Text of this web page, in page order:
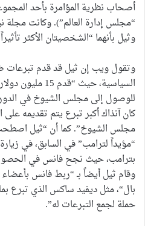
أصحاب نظرية المؤامرة بأحد
“مجلس إدارة العالم”). وكانت
وثيل بأنهما “الشخصيتان الأكثر
وتقول ويب إن ثيل قد قدم
السياسية، حيث
كان آنذاك أكبر تبرع يتم تقديمه
مجلس الشيوخ”. كما أن “ثيل
“مؤيداً لترامب” في السابق، في
بترامب، حيث نجح فانس في
وقام ثيل أيضاً بـ “ربط فانس
بال“، مثل ديفيد ساكس الذي تبرع
حملة لجمع التبرعات له”.